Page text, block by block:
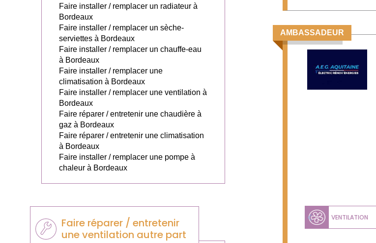
Faire installer / remplacer un radiateur à
Bordeaux
Faire installer / remplacer un sèche-
serviettes à Bordeaux
Faire installer / remplacer un chauffe-eau
à Bordeaux
Faire installer / remplacer une
climatisation à Bordeaux
Faire installer / remplacer une ventilation à
Bordeaux
Faire réparer / entretenir une chaudière à
gaz à Bordeaux
Faire réparer / entretenir une climatisation
à Bordeaux
Faire installer / remplacer une pompe à
chaleur à Bordeaux
Faire réparer / entretenir
une ventilation autre part
AMBASSADEUR
VENTILATION
Previous